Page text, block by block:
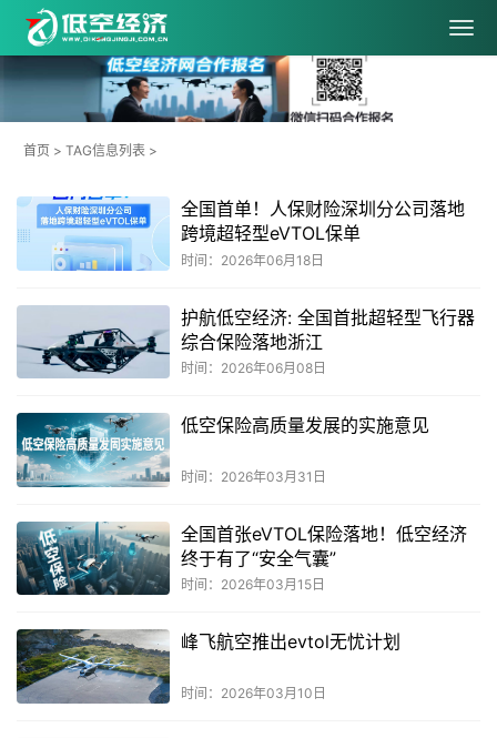
首页 > TAG信息列表 >
全国首单！人保财险深圳分公司落地
跨境超轻型eVTOL保单
时间：2026年06月18日
护航低空经济: 全国首批超轻型飞行器
综合保险落地浙江
时间：2026年06月08日
低空保险高质量发展的实施意见
时间：2026年03月31日
全国首张eVTOL保险落地！低空经济
终于有了“安全气囊”
时间：2026年03月15日
峰飞航空推出evtol无忧计划
时间：2026年03月10日